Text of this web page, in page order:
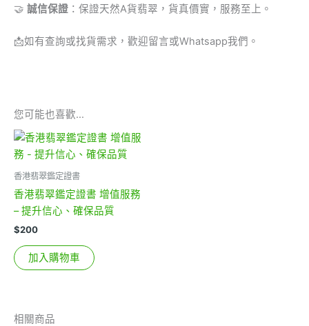
🤝 誠信保證 ：保證天然A貨翡翠，貨真價實，服務至上。
📩如有查詢或找貨需求，歡迎留言或Whatsapp我們。
您可能也喜歡…
香港翡翠鑑定證書
香港翡翠鑑定證書 增值服務
– 提升信心、確保品質
$200
加入購物車
相關商品